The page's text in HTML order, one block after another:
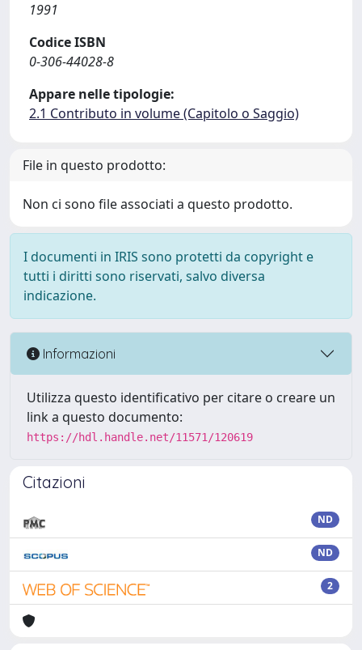
1991
Codice ISBN
0-306-44028-8
Appare nelle tipologie:
2.1 Contributo in volume (Capitolo o Saggio)
File in questo prodotto:
Non ci sono file associati a questo prodotto.
I documenti in IRIS sono protetti da copyright e
tutti i diritti sono riservati, salvo diversa
indicazione.
Informazioni
Utilizza questo identificativo per citare o creare un
link a questo documento:
https://hdl.handle.net/11571/120619
Citazioni
ND
ND
2